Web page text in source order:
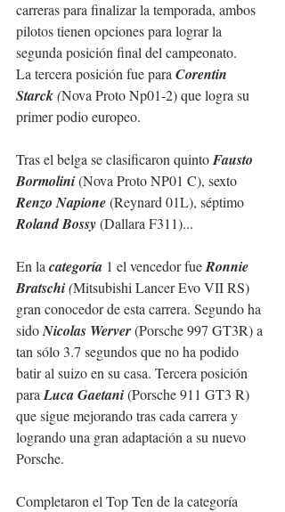
carreras para finalizar la temporada, ambos
pilotos tienen opciones para lograr la
segunda posición final del campeonato.
La tercera posición fue para Corentin
Starck (Nova Proto Np01-2) que logra su
primer podio europeo.
Tras el belga se clasificaron quinto Fausto
Bormolini (Nova Proto NP01 C), sexto
Renzo Napione (Reynard 01L), séptimo
Roland Bossy (Dallara F311)...
En la categoría 1 el vencedor fue Ronnie
Bratschi (Mitsubishi Lancer Evo VII RS)
gran conocedor de esta carrera. Segundo ha
sido Nicolas Werver (Porsche 997 GT3R) a
tan sólo 3.7 segundos que no ha podido
batir al suizo en su casa. Tercera posición
para Luca Gaetani (Porsche 911 GT3 R)
que sigue mejorando tras cada carrera y
logrando una gran adaptación a su nuevo
Porsche.
Completaron el Top Ten de la categoría